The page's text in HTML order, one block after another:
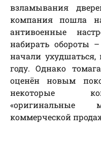
взламывания
компания пошла
антивоенные
набирать обороты
начали ухудшаться,
году. Однако
оценён новым
некоторые
коммерческой